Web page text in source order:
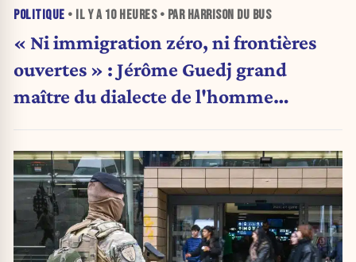
POLITIQUE • IL Y A 10 HEURES• PAR HARRISON DU BUS
« Ni immigration zéro, ni frontières
ouvertes » : Jérôme Guedj grand
maître du dialecte de l'homme